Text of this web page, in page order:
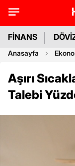
FİNANS
Anasayfa
Aşırı
Talebi